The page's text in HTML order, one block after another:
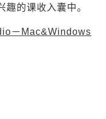
的课收入囊中。
－Mac&Windows